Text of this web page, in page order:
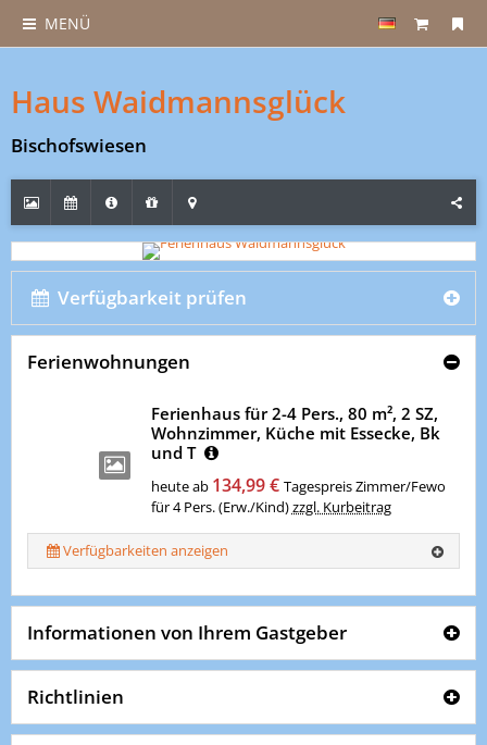
MENÜ
Haus Waidmannsglück
Bischofswiesen
Verfügbarkeit prüfen
Ferienwohnungen
Ferienhaus für 2-4 Pers., 80 m², 2 SZ,
Wohnzimmer, Küche mit Essecke, Bk
und T
heute ab 134,99 € Tagespreis Zimmer/Fewo
für 4 Pers. (Erw./Kind)zzgl. Kurbeitrag
Verfügbarkeiten anzeigen
Informationen von Ihrem Gastgeber
Richtlinien